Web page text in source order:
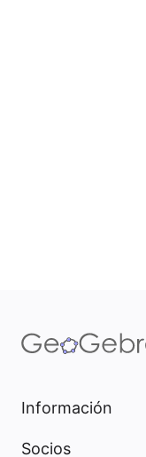
Información
Socios